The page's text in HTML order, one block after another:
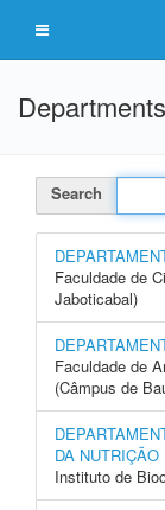
Departments
Search
Faculdade de
Jaboticabal)
Faculdade de
(Câmpus de
DA
Instituto de